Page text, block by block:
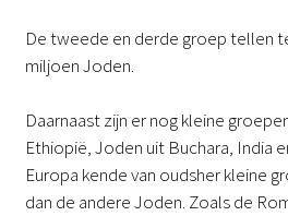
De tweede en derde groep tellen
miljoen Joden.
Daarnaast zijn er nog kleine
Ethiopië, Joden uit Buchara, India
Europa kende van oudsher kleine
dan de andere Joden. Zoals de